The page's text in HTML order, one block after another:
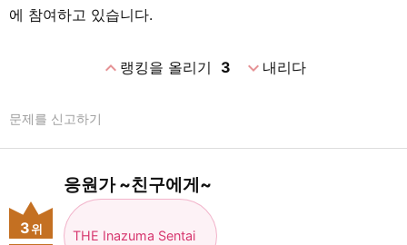
에 참여하고 있습니다.
expand_less랭킹을 올리기 3 expand_more내리다
문제를 신고하기
응원가 ~친구에게~
THE Inazuma Sentai
3위